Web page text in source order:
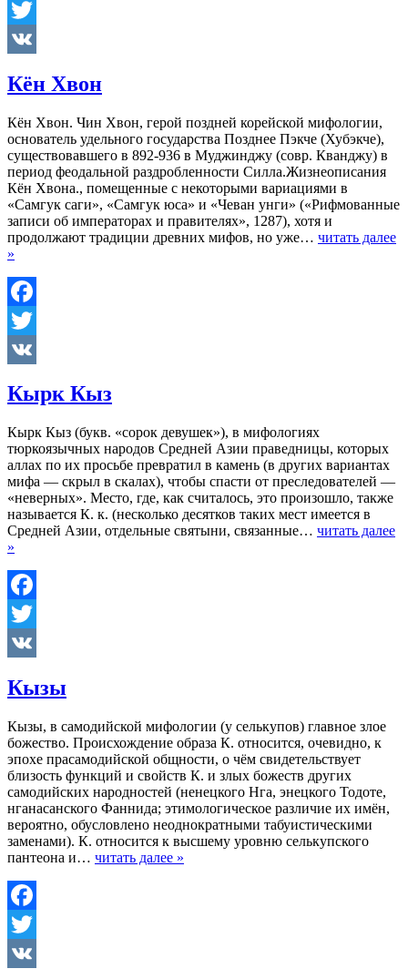
Facebook
Twitter
Кён Хвон
Кён Хвон. Чин Xвон, герой поздней корейской мифологии,
основатель удельного государства Позднее Пэкче (Хубэкче),
существовавшего в 892-936 в Муджинджу (совр. Кванджу) в
период феодальной раздробленности Силла.Жизнеописания
Кён Хвона., помещенные с некоторыми вариациями в
«Самгук саги», «Самгук юса» и «Чеван унги» («Рифмованные
записи об императорах и правителях», 1287), хотя и
продолжают традиции древних мифов, но уже… читать далее
»
Facebook
Twitter
Кырк Кыз
Кырк Кыз (букв. «сорок девушек»), в мифологиях
тюркоязычных народов Средней Азии праведницы, которых
аллах по их просьбе превратил в камень (в других вариантах
мифа — скрыл в скалах), чтобы спасти от преследователей —
«неверных». Место, где, как считалось, это произошло, также
называется К. к. (несколько десятков таких мест имеется в
Средней Азии, отдельные святыни, связанные… читать далее
»
Facebook
Twitter
Кызы
Кызы, в самодийской мифологии (у селькупов) главное злое
божество. Происхождение образа К. относится, очевидно, к
эпохе прасамодийской общности, о чём свидетельствует
близость функций и свойств К. и злых божеств других
самодийских народностей (ненецкого Hга, энецкого Тодоте,
нганасанского Фаннида; этимологическое различие их имён,
вероятно, обусловлено неоднократными табуистическими
заменами). К. относится к высшему уровню селькупского
пантеона и… читать далее »
Facebook
Twitter